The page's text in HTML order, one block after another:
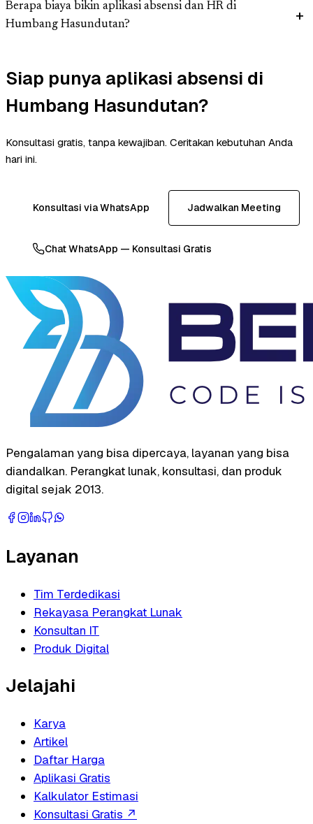
Berapa biaya bikin aplikasi absensi dan HR di
Humbang Hasundutan?
Siap punya aplikasi absensi di
Humbang Hasundutan?
Konsultasi gratis, tanpa kewajiban. Ceritakan kebutuhan Anda
hari ini.
Konsultasi via WhatsApp Jadwalkan Meeting
Chat WhatsApp — Konsultasi Gratis
Pengalaman yang bisa dipercaya, layanan yang bisa
diandalkan. Perangkat lunak, konsultasi, dan produk
digital sejak 2013.
Layanan
Tim Terdedikasi
Rekayasa Perangkat Lunak
Konsultan IT
Produk Digital
Jelajahi
Karya
Artikel
Daftar Harga
Aplikasi Gratis
Kalkulator Estimasi
Konsultasi Gratis ↗